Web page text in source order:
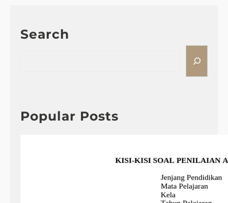
Search
h
Popular Posts